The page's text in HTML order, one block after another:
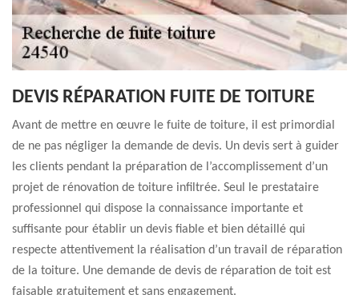
DEVIS RÉPARATION FUITE DE TOITURE
Avant de mettre en œuvre le fuite de toiture, il est primordial
de ne pas négliger la demande de devis. Un devis sert à guider
les clients pendant la préparation de l’accomplissement d’un
projet de rénovation de toiture infiltrée. Seul le prestataire
professionnel qui dispose la connaissance importante et
suffisante pour établir un devis fiable et bien détaillé qui
respecte attentivement la réalisation d’un travail de réparation
de la toiture. Une demande de devis de réparation de toit est
faisable gratuitement et sans engagement.